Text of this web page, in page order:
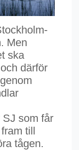
Men
ska
därför
SJ som får
till
tågen.